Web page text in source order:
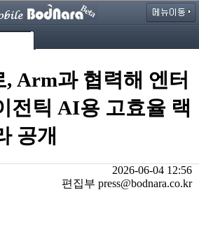
Arm과 협력해 엔터
전틱 AI용 고효율 랙
공개
2026-06-04 12:56
편집부 press@bodnara.co.kr